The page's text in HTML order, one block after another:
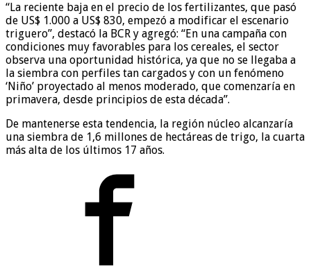
“La reciente baja en el precio de los fertilizantes, que pasó
de US$ 1.000 a US$ 830, empezó a modificar el escenario
triguero”, destacó la BCR y agregó: “En una campaña con
condiciones muy favorables para los cereales, el sector
observa una oportunidad histórica, ya que no se llegaba a
la siembra con perfiles tan cargados y con un fenómeno
‘Niño’ proyectado al menos moderado, que comenzaría en
primavera, desde principios de esta década”.
De mantenerse esta tendencia, la región núcleo alcanzaría
una siembra de 1,6 millones de hectáreas de trigo, la cuarta
más alta de los últimos 17 años.